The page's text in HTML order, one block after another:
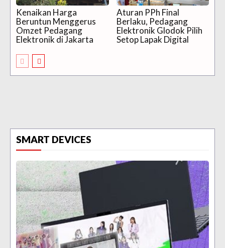
Kenaikan Harga
Beruntun Menggerus
Omzet Pedagang
Elektronik di Jakarta
Aturan PPh Final
Berlaku, Pedagang
Elektronik Glodok Pilih
Setop Lapak Digital
SMART DEVICES